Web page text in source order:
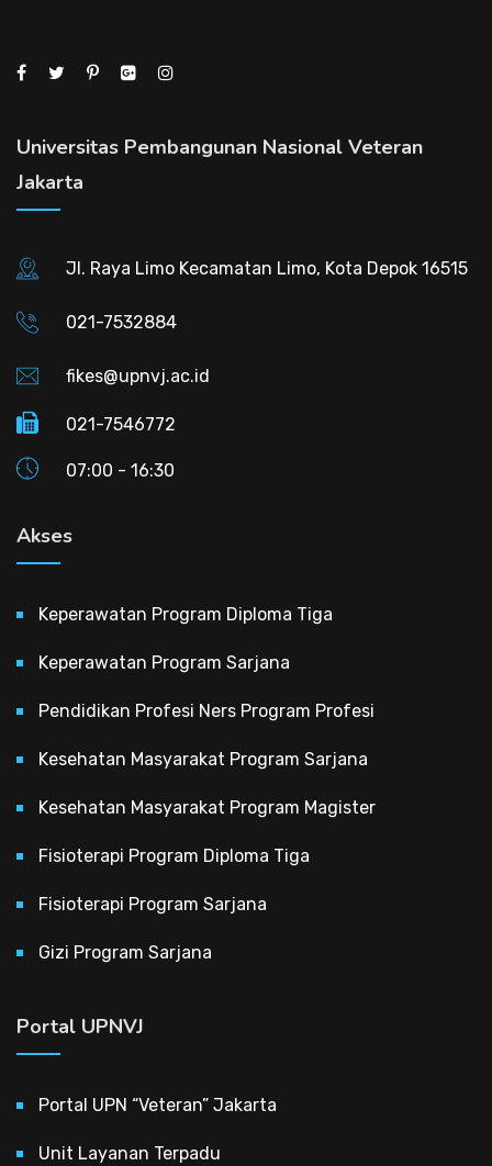
Universitas Pembangunan Nasional Veteran
Jakarta
Jl. Raya Limo Kecamatan Limo, Kota Depok 16515
021-7532884
fikes@upnvj.ac.id
021-7546772
07:00 - 16:30
Akses
Keperawatan Program Diploma Tiga
Keperawatan Program Sarjana
Pendidikan Profesi Ners Program Profesi
Kesehatan Masyarakat Program Sarjana
Kesehatan Masyarakat Program Magister
Fisioterapi Program Diploma Tiga
Fisioterapi Program Sarjana
Gizi Program Sarjana
Portal UPNVJ
Portal UPN “Veteran” Jakarta
Unit Layanan Terpadu